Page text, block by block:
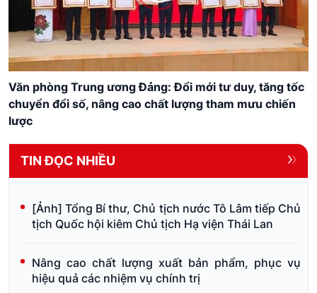
Văn phòng Trung ương Đảng: Đổi mới tư duy, tăng tốc
chuyển đổi số, nâng cao chất lượng tham mưu chiến
lược
TIN ĐỌC NHIỀU
[Ảnh] Tổng Bí thư, Chủ tịch nước Tô Lâm tiếp Chủ
tịch Quốc hội kiêm Chủ tịch Hạ viện Thái Lan
Nâng cao chất lượng xuất bản phẩm, phục vụ
hiệu quả các nhiệm vụ chính trị